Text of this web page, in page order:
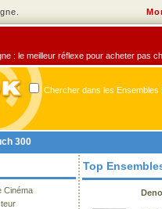
: le meilleur réflexe pour acheter pas
Chercher dans les Ensembles
300
Cinéma
Top